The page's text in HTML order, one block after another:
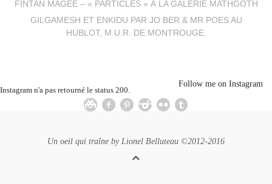
FINTAN MAGEE – « PARTICLES » À LA GALERIE MATHGOTH
GILGAMESH ET ENKIDU PAR JO BER & MR POES AU
HUBLOT, M.U.R. DE MONTROUGE.
Instagram n'a pas retourné le status 200.
Follow me on Instagram
Un oeil qui traîne by Lionel Belluteau ©2012-2016